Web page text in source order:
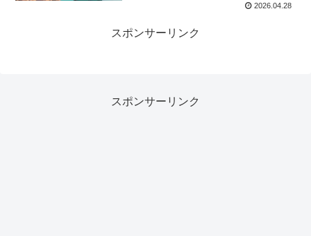
2026.04.28
スポンサーリンク
スポンサーリンク